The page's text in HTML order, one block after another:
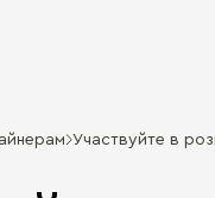
Участвуйте в